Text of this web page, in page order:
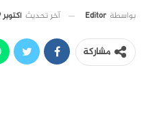
بواسطة Editor آخر تحديث أكتوبر 19, 2020
مشاركة